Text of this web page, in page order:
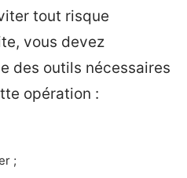
tout risque
vous devez
des outils nécessaires
opération :
;